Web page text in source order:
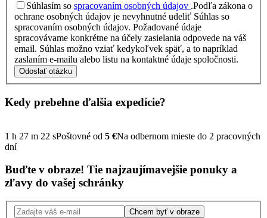
Súhlasím so spracovaním osobných údajov .Podľa zákona o
ochrane osobných údajov je nevyhnutné udeliť Súhlas so
spracovaním osobných údajov. Požadované údaje
spracovávame konkrétne na účely zasielania odpovede na váš
email. Súhlas možno vziať kedykoľvek späť, a to napríklad
zaslaním e-mailu alebo listu na kontaktné údaje spoločnosti.
Odoslať otázku
Kedy prebehne ďalšia expedície?
1 h 27 m 22 sPoštovné od 5 €Na odbernom mieste do 2 pracovných
dní
Buďte v obraze! Tie najzaujímavejšie ponuky a
zľavy do vašej schránky
Chcem byť v obraze